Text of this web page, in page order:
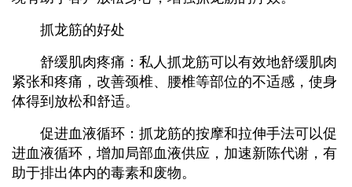
抓龙筋的好处
舒缓肌肉疼痛：私人抓龙筋可以有效地舒缓肌肉
紧张和疼痛，改善颈椎、腰椎等部位的不适感，使身
体得到放松和舒适。
促进血液循环：抓龙筋的按摩和拉伸手法可以促
进血液循环，增加局部血液供应，加速新陈代谢，有
助于排出体内的毒素和废物。